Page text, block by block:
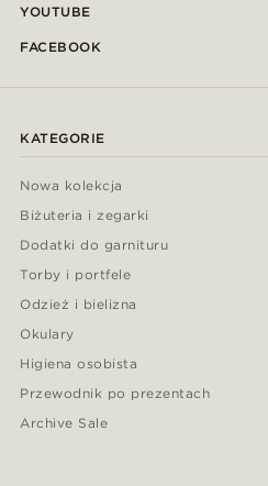
YOUTUBE
FACEBOOK
KATEGORIE
Nowa kolekcja
Biżuteria i zegarki
Dodatki do garnituru
Torby i portfele
Odzież i bielizna
Okulary
Higiena osobista
Przewodnik po prezentach
Archive Sale